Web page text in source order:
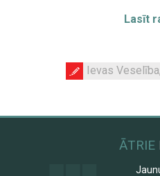
Lasīt
Ievas
ĀTRIE